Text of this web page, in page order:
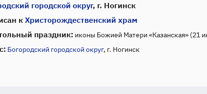
городской округ, г. Ногинск
кХристорождественский храм
праздник: иконы Божией Матери «Казанская» (21
Богородский городской округ, г. Ногинск